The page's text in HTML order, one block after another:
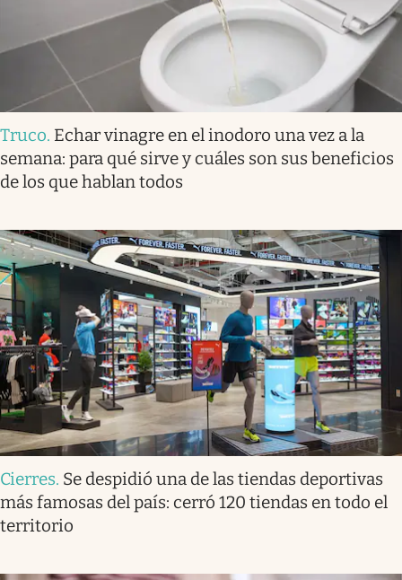
Truco. Echar vinagre en el inodoro una vez a la
semana: para qué sirve y cuáles son sus beneficios
de los que hablan todos
Cierres. Se despidió una de las tiendas deportivas
más famosas del país: cerró 120 tiendas en todo el
territorio